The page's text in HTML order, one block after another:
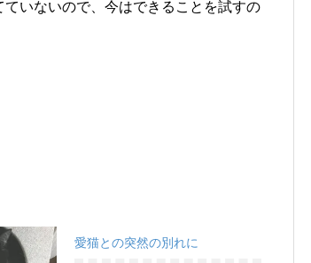
いないので、今はできることを試すの
愛猫との突然の別れに